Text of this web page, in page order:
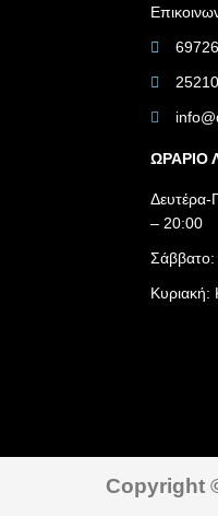
ΩΡΑΡΙΟ
– 20:00
Σάββατο:
Κυριακή:
Copyright